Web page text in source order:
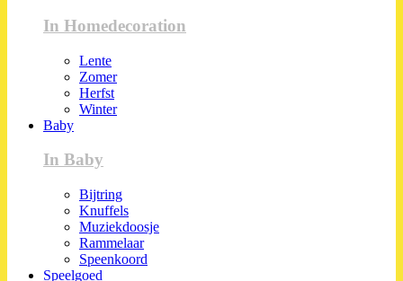
In Homedecoration
Lente
Zomer
Herfst
Winter
Baby
In Baby
Bijtring
Knuffels
Muziekdoosje
Rammelaar
Speenkoord
Speelgoed